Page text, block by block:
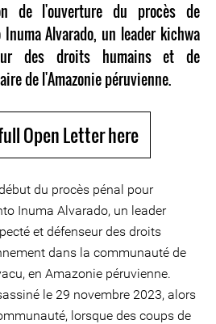
de l'ouverture du procès de
Alvarado, un leader kichwa
des droits humains et de
de l'Amazonie péruvienne.
Open Letter here
du procès pénal pour
Inuma Alvarado, un leader
et défenseur des droits
dans la communauté de
en Amazonie péruvienne.
le 29 novembre 2023, alors
lorsque des coups de